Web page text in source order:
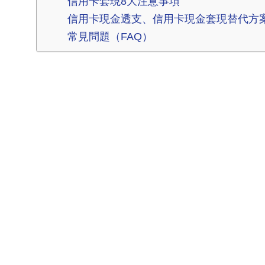
信用卡現金透支、信用卡現金套現替代方
常見問題（FAQ）